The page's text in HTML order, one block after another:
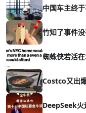
中国车主终
竹知了事件
蜘蛛侠若活
Costco又出
DeepSeek火